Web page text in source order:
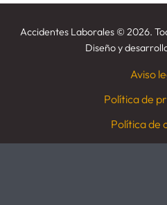
Accidentes Laborales © 2026.
Diseño y
Aviso
Política de
Política de